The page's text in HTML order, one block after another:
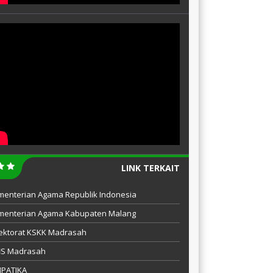
LINK TERKAIT
Agama Republik Indonesia
Agama Kabupaten Malang
KSKK Madrasah
Madrasah